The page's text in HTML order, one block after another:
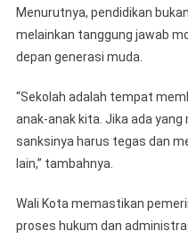
Menurutnya, pendidikan
melainkan tanggung jawab
depan generasi muda.
“Sekolah adalah tempat
anak-anak kita. Jika ada
sanksinya harus tegas dan
lain,” tambahnya.
Wali Kota memastikan
proses hukum dan